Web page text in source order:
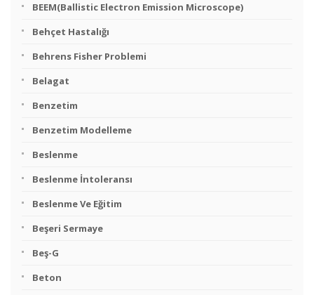
BEEM(Ballistic Electron Emission Microscope)
Behçet Hastalığı
Behrens Fisher Problemi
Belagat
Benzetim
Benzetim Modelleme
Beslenme
Beslenme İntoleransı
Beslenme Ve Eğitim
Beşeri Sermaye
Beş-G
Beton